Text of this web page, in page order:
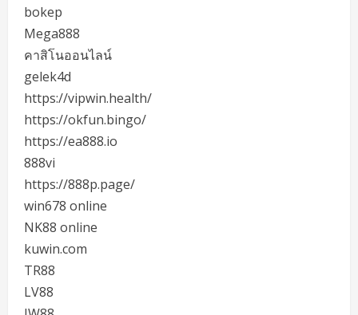
bokep
Mega888
คาสิโนออนไลน์
gelek4d
https://vipwin.health/
https://okfun.bingo/
https://ea888.io
888vi
https://888p.page/
win678 online
NK88 online
kuwin.com
TR88
LV88